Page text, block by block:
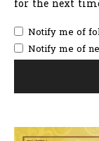
for the next
Notify me of
Notify me of